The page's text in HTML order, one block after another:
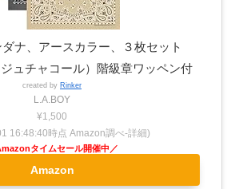
ナ、アースカラー、３枚セット
ジュチャコール）階級章ワッペン付
created by Rinker
L.A.BOY
¥1,500
16:48:40時点 Amazon調べ-詳細)
Amazon